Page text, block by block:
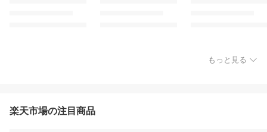
もっと見る
楽天市場の注目商品